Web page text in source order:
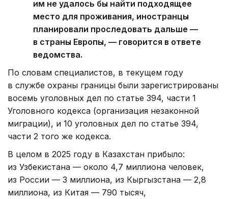
им не удалось бы найти подходящее
место для проживания, иностранцы
планировали проследовать дальше —
в страны Европы, — говорится в ответе
ведомства.
По словам специалистов, в текущем году
в службе охраны границы были зарегистрированы
восемь уголовных дел по статье 394, части 1
Уголовного кодекса (организация незаконной
миграции), и 10 уголовных дел по статье 394,
части 2 того же кодекса.
В целом в 2025 году в Казахстан прибыло:
из Узбекистана — около 4,7 миллиона человек,
из России — 3 миллиона, из Кыргызстана — 2,8
миллиона, из Китая — 790 тысяч,